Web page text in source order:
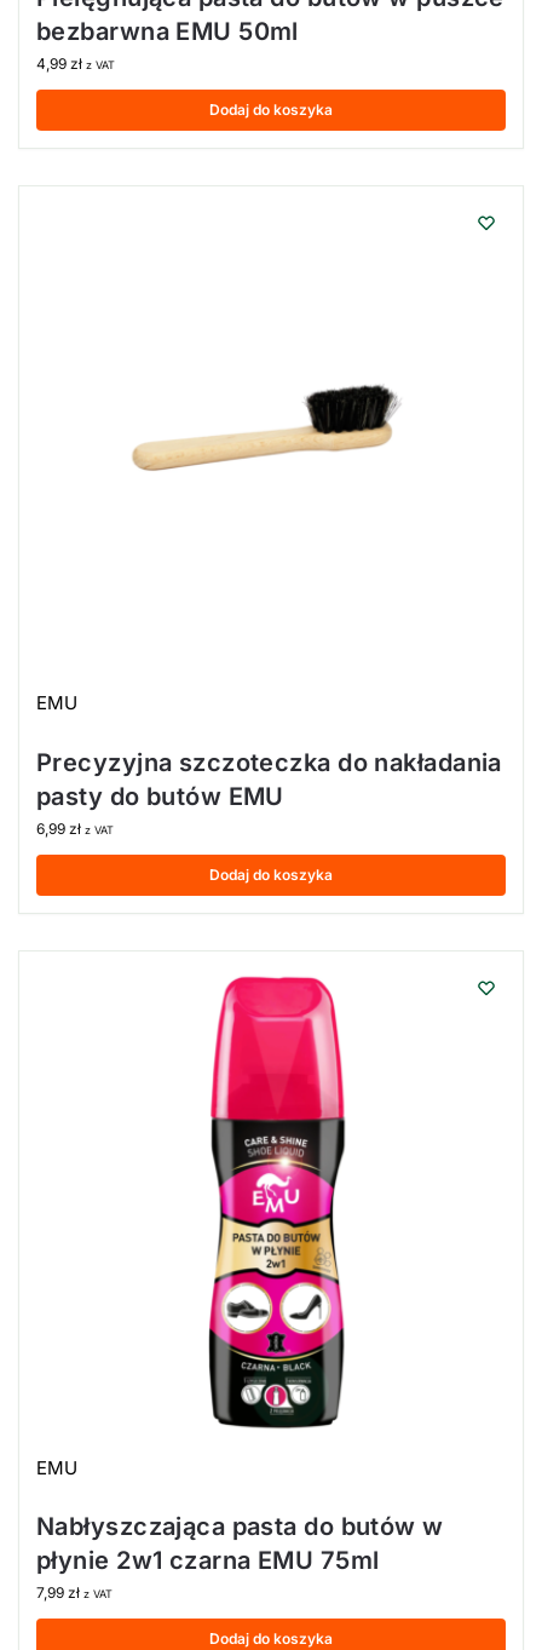
bezbarwna EMU 50ml
4,99 zł z VAT
Dodaj do koszyka
EMU
Precyzyjna szczoteczka do nakładania
pasty do butów EMU
6,99 zł z VAT
Dodaj do koszyka
EMU
Nabłyszczająca pasta do butów w
płynie 2w1 czarna EMU 75ml
7,99 zł z VAT
Dodaj do koszyka